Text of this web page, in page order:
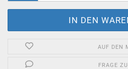
AUF DEN
FRAGE